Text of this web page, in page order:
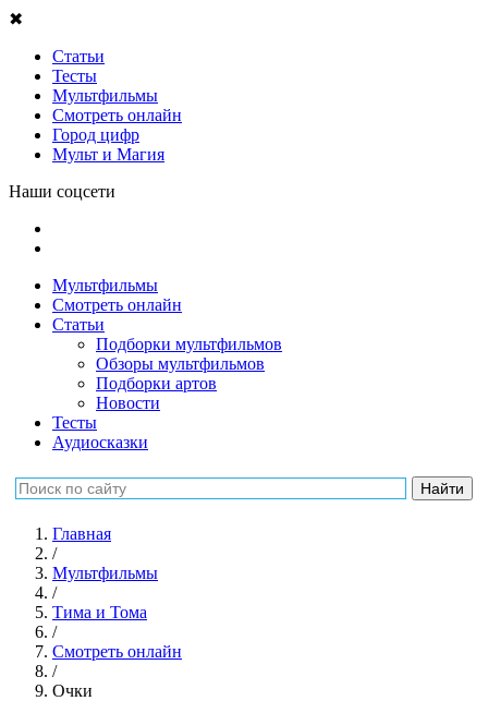
✖
Статьи
Тесты
Мультфильмы
Смотреть онлайн
Город цифр
Мульт и Магия
Наши соцсети
Мультфильмы
Смотреть онлайн
Статьи
Подборки мультфильмов
Обзоры мультфильмов
Подборки артов
Новости
Тесты
Аудиосказки
Главная
/
Мультфильмы
/
Тима и Тома
/
Смотреть онлайн
/
Очки